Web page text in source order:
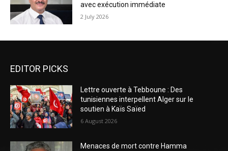
avec exécution immédiate
2 July 2026
EDITOR PICKS
Lettre ouverte à Tebboune : Des
tunisiennes interpellent Alger sur le
soutien à Kaïs Saïed
6 August 2026
Menaces de mort contre Hamma